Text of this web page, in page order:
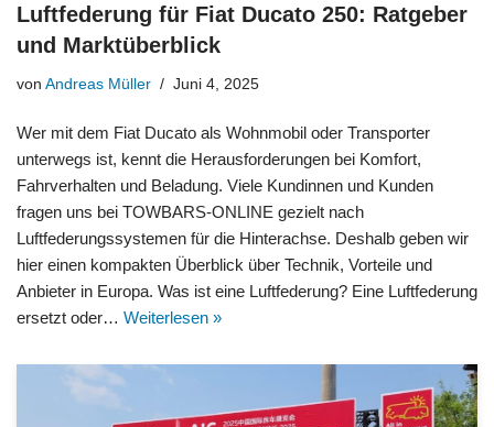
Luftfederung für Fiat Ducato 250: Ratgeber
und Marktüberblick
von Andreas Müller Juni 4, 2025
Wer mit dem Fiat Ducato als Wohnmobil oder Transporter
unterwegs ist, kennt die Herausforderungen bei Komfort,
Fahrverhalten und Beladung. Viele Kundinnen und Kunden
fragen uns bei TOWBARS-ONLINE gezielt nach
Luftfederungssystemen für die Hinterachse. Deshalb geben wir
hier einen kompakten Überblick über Technik, Vorteile und
Anbieter in Europa. Was ist eine Luftfederung? Eine Luftfederung
ersetzt oder… Weiterlesen »